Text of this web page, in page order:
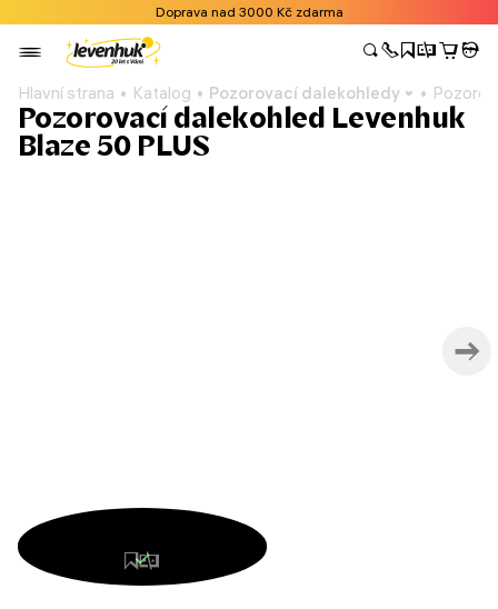
Doprava nad 3000 Kč zdarma
Hlavní strana Katalog Pozorovací dalekohledy
Pozorovací dalekohled Levenhuk
Blaze 50 PLUS